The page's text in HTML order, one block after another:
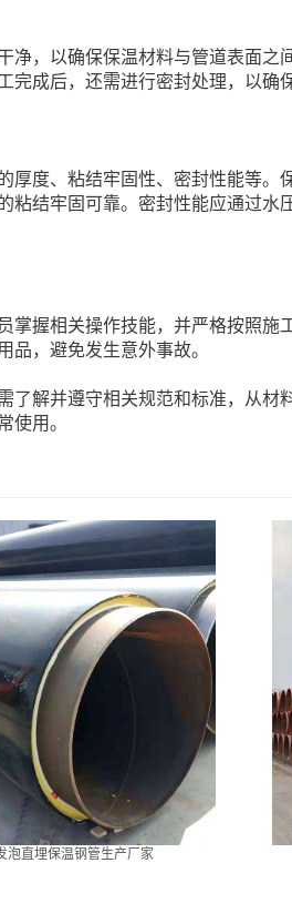
，以确保保温材料与管道表面之
成后，还需进行密封处理，以确
度、粘结牢固性、密封性能等。
结牢固可靠。密封性能应通过水
握相关操作技能，并严格按照施
品，避免发生意外事故。
解并遵守相关规范和标准，从材
使用。
泡直埋保温钢管生产厂家